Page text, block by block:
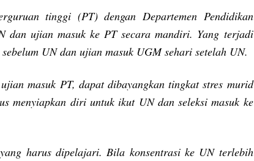
tinggi (PT) dengan Departemen Pendidikan
dan ujian masuk ke PT secara mandiri. Yang terjadi
UN dan ujian masuk UGM sehari setelah UN.
masuk PT, dapat dibayangkan tingkat stres murid
menyiapkan diri untuk ikut UN dan seleksi masuk ke
harus dipelajari. Bila konsentrasi ke UN terlebih